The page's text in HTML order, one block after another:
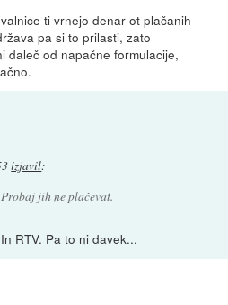
ti vrnejo denar ot plačanih
pa si to prilasti, zato
daleč od napačne formulacije,
izjavil:
jih ne plačevat.
RTV. Pa to ni davek...